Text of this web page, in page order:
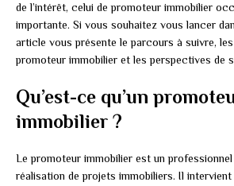
de l’intérêt, celui de promoteur immobilier
importante. Si vous souhaitez vous lancer
article vous présente le parcours à suivre,
promoteur immobilier et les perspectives de
Qu’est-ce qu’un
immobilier ?
Le promoteur immobilier est un
réalisation de projets immobiliers. Il